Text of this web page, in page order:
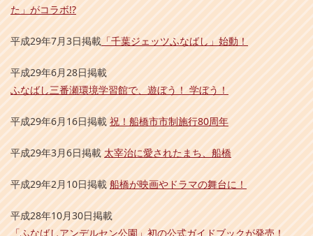
た」がコラボ!?
平成29年7月3日掲載 「千葉ジェッツふなばし」始動！
平成29年6月28日掲載
ふなばし三番瀬環境学習館で、遊ぼう！ 学ぼう！
平成29年6月16日掲載 祝！船橋市市制施行80周年
平成29年3月6日掲載 太宰治に愛されたまち、船橋
平成29年2月10日掲載 船橋が映画やドラマの舞台に！
平成28年10月30日掲載
「ふなばしアンデルセン公園」初の公式ガイドブックが発売！